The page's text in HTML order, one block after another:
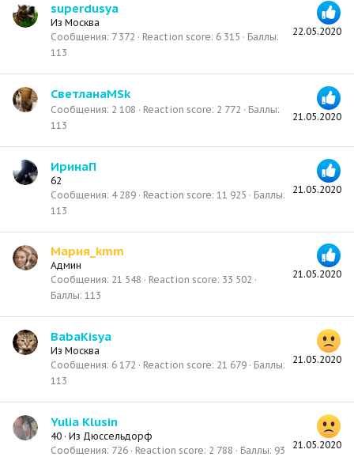
22.05.2020
superdusya
Из Москва
Сообщения 7 372 Reaction score 6 315
Баллы
113
21.05.2020
СветланаMSk
Сообщения 2 108 Reaction score 2 772
Баллы
113
21.05.2020
ИринаП
62
Сообщения 4 289 Reaction score 11 925
Баллы
113
21.05.2020
Мария_kmm
Админ
Сообщения 21 548 Reaction score 33 502
Баллы 113
21.05.2020
BabaKisya
Из Москва
Сообщения 6 172 Reaction score 21 679
Баллы
113
21.05.2020
Yulia Klusin
40 · Из Дюссельдорф
Сообщения 726 Reaction score 2 788 Баллы 93